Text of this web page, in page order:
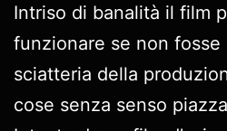
Intriso di banalità il film
funzionare se non fosse
sciatteria della
cose senza senso